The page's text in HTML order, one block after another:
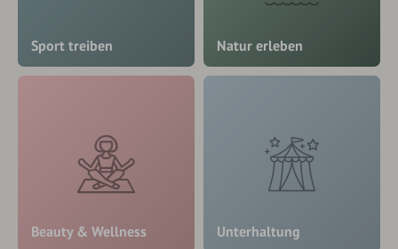
Sport treiben Natur erleben
Beauty & Wellness Unterhaltung